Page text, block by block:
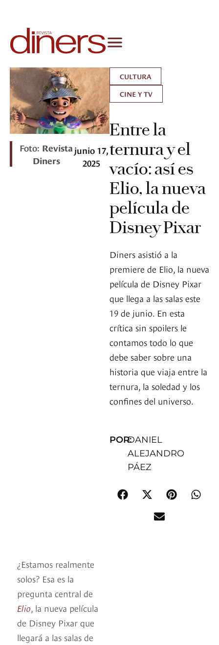
Foto: Revista
Diners
junio 17,
2025
CULTURA
CINE Y TV
Entre la
ternura y el
vacío: así es
Elio, la nueva
película de
Disney Pixar
Diners asistió a la
premiere de Elio, la nueva
película de Disney Pixar
que llega a las salas este
19 de junio. En esta
crítica sin spoilers le
contamos todo lo que
debe saber sobre una
historia que viaja entre la
ternura, la soledad y los
confines del universo.
POR:DANIEL
ALEJANDRO
PÁEZ
¿Estamos realmente
solos? Esa es la
pregunta central de
Elio, la nueva película
de Disney Pixar que
llegará a las salas de